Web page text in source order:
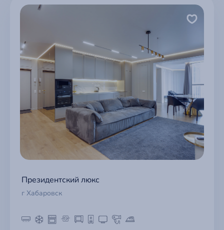
Президентский люкс
г Хабаровск